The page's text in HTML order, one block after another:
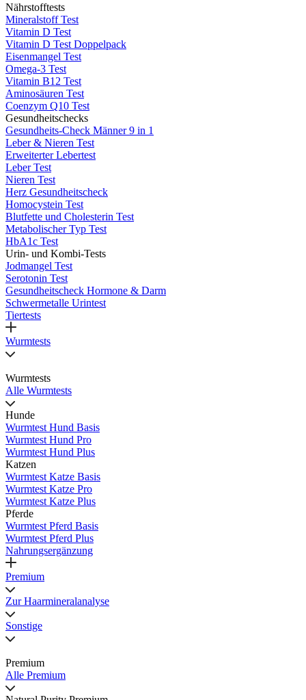
Nährstofftests
Mineralstoff Test
Vitamin D Test
Vitamin D Test Doppelpack
Eisenmangel Test
Omega-3 Test
Vitamin B12 Test
Aminosäuren Test
Coenzym Q10 Test
Gesundheitschecks
Gesundheits-Check Männer 9 in 1
Leber & Nieren Test
Erweiterter Lebertest
Leber Test
Nieren Test
Herz Gesundheitscheck
Homocystein Test
Blutfette und Cholesterin Test
Metabolischer Typ Test
HbA1c Test
Urin- und Kombi-Tests
Jodmangel Test
Serotonin Test
Gesundheitscheck Hormone & Darm
Schwermetalle Urintest
Tiertests
Wurmtests
Wurmtests
Alle Wurmtests
Hunde
Wurmtest Hund Basis
Wurmtest Hund Pro
Wurmtest Hund Plus
Katzen
Wurmtest Katze Basis
Wurmtest Katze Pro
Wurmtest Katze Plus
Pferde
Wurmtest Pferd Basis
Wurmtest Pferd Plus
Nahrungsergänzung
Premium
Zur Haarmineralanalyse
Sonstige
Premium
Alle Premium